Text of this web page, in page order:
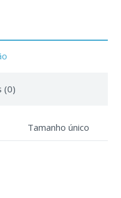
(0)
Tamanho único